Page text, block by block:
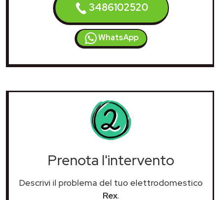
3486102520
WhatsApp
Prenota l'intervento
Descrivi il problema del tuo elettrodomestico
Rex.